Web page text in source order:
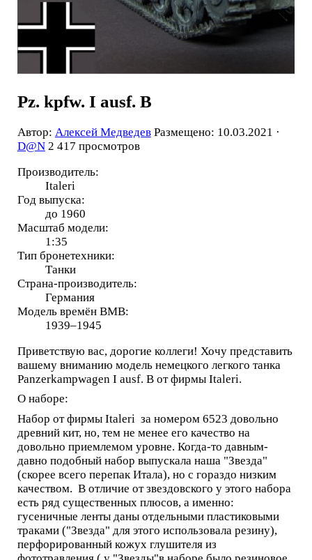
Pz. kpfw. I ausf. B
Автор: Алексей Медведев Размещено: 10.03.2021 ·
D@N 2 417 просмотров
Производитель:
Italeri
Год выпуска:
до 1960
Масштаб модели:
1:35
Тип бронетехники:
Танки
Страна-производитель:
Германия
Модель времён ВМВ:
1939–1945
Приветствую вас, дорогие коллеги! Хочу представить
вашему вниманию модель немецкого легкого танка
Panzerkampwagen I ausf. B от фирмы Italeri.
О наборе:
Набор от фирмы Italeri за номером 6523 довольно
древний кит, но, тем не менее его качество на
довольно приемлемом уровне. Когда-то давным-
давно подобный набор выпускала наша "Звезда"
(скорее всего перепак Итала), но с гораздо низким
качеством. В отличие от звездовского у этого набора
есть ряд существенных плюсов, а именно:
гусеничные ленты даны отдельными пластиковыми
траками ("Звезда" для этого использовала резину),
перфорированный кожух глушителя из